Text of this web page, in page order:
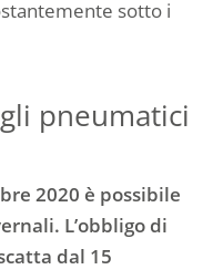
sotto i
pneumatici
2020 è possibile
L’obbligo di
dal 15